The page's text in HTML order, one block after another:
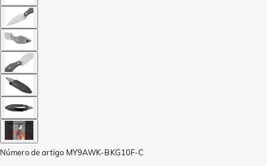
Número de artigo MY9AWK-BKG10F-C